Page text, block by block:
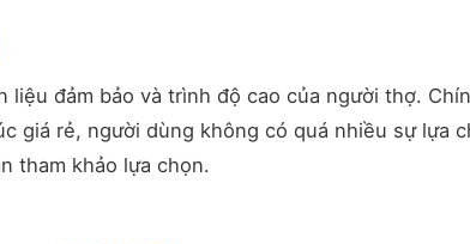
đảm bảo và trình độ cao của người thợ.
giá rẻ, người dùng không có quá nhiều sự lựa
tham khảo lựa chọn.